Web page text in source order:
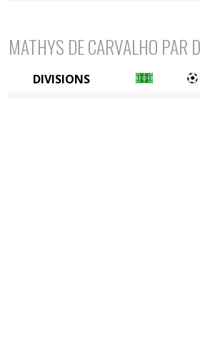
MATHYS DE CARVALHO PAR
DIVISIONS